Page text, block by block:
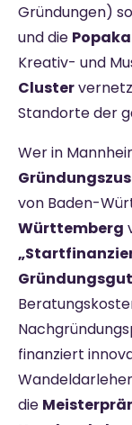
Gründungen)
und die
Kreativ- und
Cluster
Standorte der
Wer in
von Baden-
Württemberg
finanziert
die